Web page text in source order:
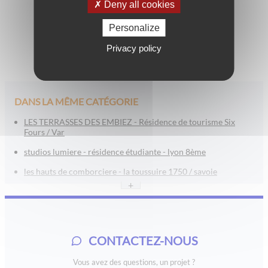
DANS LA MÊME CATÉGORIE
LES TERRASSES DES EMBIEZ - Résidence de tourisme Six
Fours / Var
studios lumiere - résidence étudiante - lyon 8ème
les hauts de comborciere - la toussuire 1750 / savoie
+
CONTACTEZ-NOUS
Vous avez des questions, un projet ?
Deny all cookies
Personalize
Privacy policy